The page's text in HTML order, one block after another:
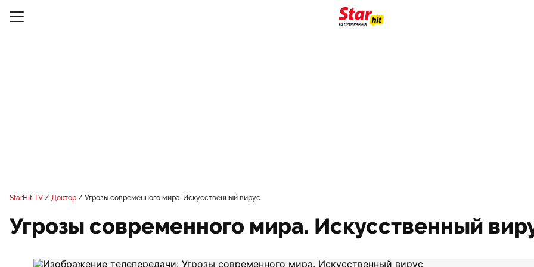
StarHit TV Доктор Угрозы современного мира. Искусственный вирус
Угрозы современного мира. Искусственный